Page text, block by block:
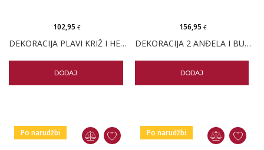
DEKORACIJA PLAVI KRIŽ I HELIJ BUNTIĆI
102,95€
DODAJ
DEKORACIJA 2 ANĐELA I BUNT BALONA
156,95 €
DODAJ
Po narudžbi Po narudžbi